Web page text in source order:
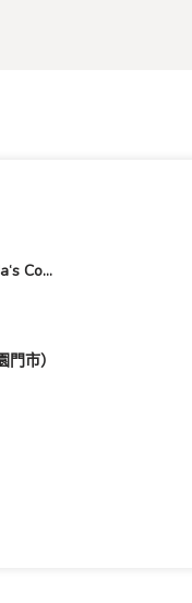
客美多咖啡 Komeda‘s Coffee - 台南小北店
市）